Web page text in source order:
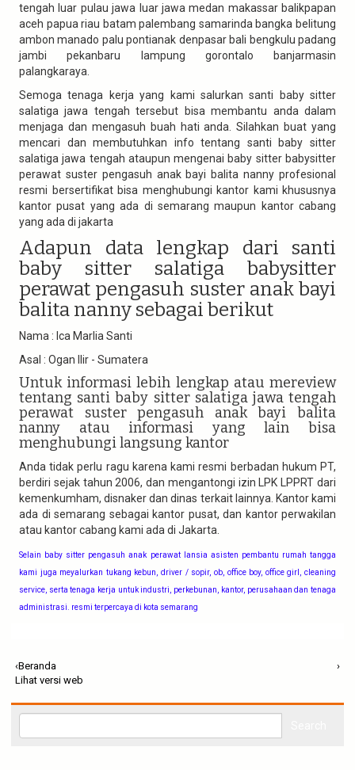
tengah luar pulau jawa luar jawa medan makassar balikpapan
aceh papua riau batam palembang samarinda bangka belitung
ambon manado palu pontianak denpasar bali bengkulu padang
jambi pekanbaru lampung gorontalo banjarmasin
palangkaraya.
Semoga tenaga kerja yang kami salurkan santi baby sitter
salatiga jawa tengah tersebut bisa membantu anda dalam
menjaga dan mengasuh buah hati anda. Silahkan buat yang
mencari dan membutuhkan info tentang santi baby sitter
salatiga jawa tengah ataupun mengenai baby sitter babysitter
perawat suster pengasuh anak bayi balita nanny profesional
resmi bersertifikat bisa menghubungi kantor kami khususnya
kantor pusat yang ada di semarang maupun kantor cabang
yang ada di jakarta
Adapun data lengkap dari santi
baby sitter salatiga babysitter
perawat pengasuh suster anak bayi
balita nanny sebagai berikut
Nama : Ica Marlia Santi
Asal : Ogan Ilir - Sumatera
Untuk informasi lebih lengkap atau mereview
tentang santi baby sitter salatiga jawa tengah
perawat suster pengasuh anak bayi balita
nanny atau informasi yang lain bisa
menghubungi langsung kantor
Anda tidak perlu ragu karena kami resmi berbadan hukum PT,
berdiri sejak tahun 2006, dan mengantongi izin LPK LPPRT dari
kemenkumham, disnaker dan dinas terkait lainnya. Kantor kami
ada di semarang sebagai kantor pusat, dan kantor perwakilan
atau kantor cabang kami ada di Jakarta.
Selain baby sitter pengasuh anak perawat lansia asisten pembantu rumah tangga
kami juga meyalurkan tukang kebun, driver / sopir, ob, office boy, office girl, cleaning
service, serta tenaga kerja untuk industri, perkebunan, kantor, perusahaan dan tenaga
administrasi. resmi terpercaya di kota semarang
‹ ›
Beranda
Lihat versi web